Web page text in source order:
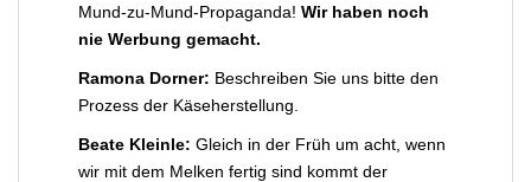
Mund-zu-Mund-Propaganda! Wir haben noch
nie Werbung gemacht.
Ramona Dorner: Beschreiben Sie uns bitte den
Prozess der Käseherstellung.
Beate Kleinle: Gleich in der Früh um acht, wenn
wir mit dem Melken fertig sind kommt der